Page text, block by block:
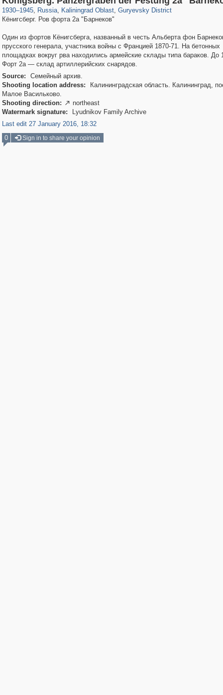
1930–1945, Russia, Kaliningrad Oblast, Guryevsky District
Кёнигсберг. Ров форта 2а "Барнеков"
Один из фортов Кёнигсберга, названный в честь Альберта фон
прусского генерала, участника войны с Францией 1870-71. На бетонных
площадках вокруг рва находились армейские склады типа бараков. До
Форт 2а — склад артиллерийских снарядов.
Source:
Семейный архив.
Shooting location address:
Калининградская область. Калининград,
Малое Васильково.
Shooting direction:  northeast
Watermark signature:
Lyudnikov Family Archive
Last edit 27 January 2016, 18:32
0
Sign in to share your opinion